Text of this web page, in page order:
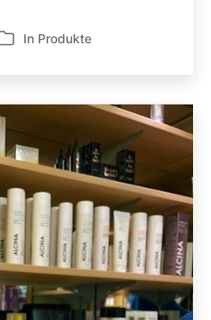
Kategorien
In Produkte